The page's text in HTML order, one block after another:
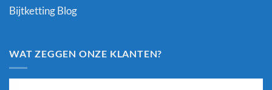
Bijtketting Blog
WAT ZEGGEN ONZE KLANTEN?